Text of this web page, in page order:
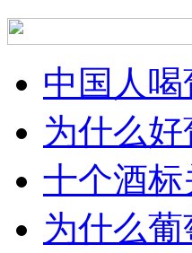
中国人
为什么
十个酒
为什么